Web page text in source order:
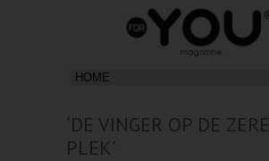
‘DE VINGER OP DE ZERE
PLEK’